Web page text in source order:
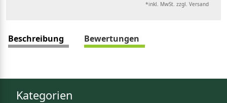
*inkl. MwSt. zzgl. Versand
Beschreibung Bewertungen
Kategorien